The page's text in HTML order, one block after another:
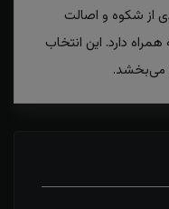
از شکوه و اصالت
دارد. این انتخاب
می‌بخشد.